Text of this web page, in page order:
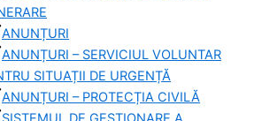
ANUNȚURI
ANUNȚURI – SERVICIUL VOLUNTAR
SITUAȚII DE URGENȚĂ
ANUNȚURI – PROTECȚIA CIVILĂ